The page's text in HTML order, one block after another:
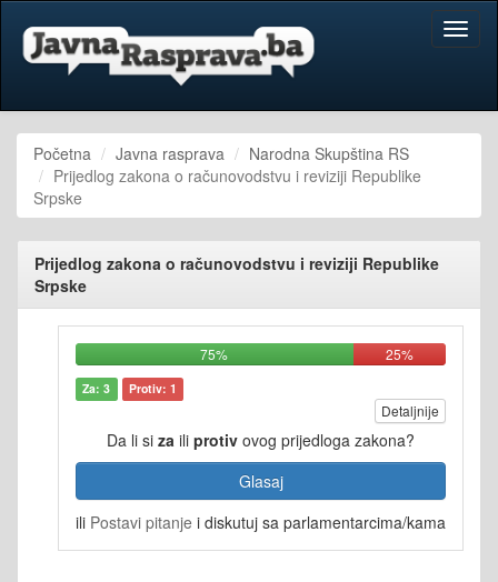
Početna Javna rasprava
Narodna Skupština RS
Prijedlog zakona o računovodstvu i reviziji Republike
Srpske
Prijedlog zakona o računovodstvu i reviziji Republike
Srpske
75% 25%
Za: 3 Protiv: 1
Detaljnije
Da li si za ili protiv ovog prijedloga zakona?
Glasaj
ili Postavi pitanje i diskutuj sa parlamentarcima/kama